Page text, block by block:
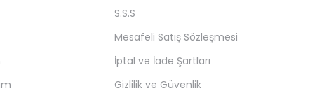
S.S.S
Mesafeli Satış Sözleşmesi
İptal ve İade Şartları
Gizlilik ve Güvenlik